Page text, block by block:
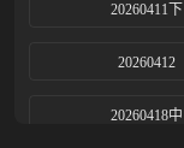
20260411下
20260412
20260418中